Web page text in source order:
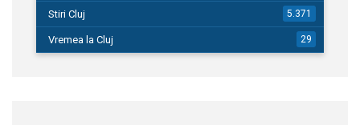
Stiri Cluj 5.371
Vremea la Cluj 29